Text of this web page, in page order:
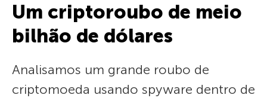
Um criptoroubo de meio
bilhão de dólares
Analisamos um grande roubo de
criptomoeda usando spyware dentro de